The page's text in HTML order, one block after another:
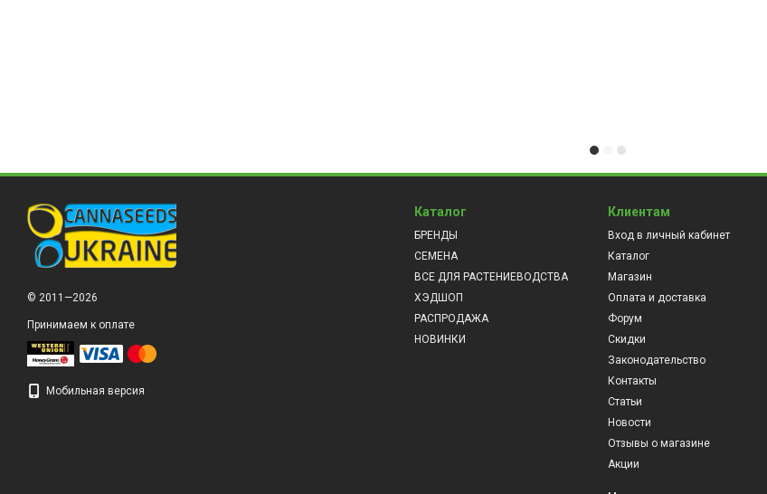
© 2011—2026
Принимаем к оплате
Мобильная версия
Каталог
БРЕНДЫ
СЕМЕНА
ВСЕ ДЛЯ РАСТЕНИЕВОДСТВА
ХЭДШОП
РАСПРОДАЖА
НОВИНКИ
Клиентам
Вход в личный кабинет
Каталог
Магазин
Оплата и доставка
Форум
Скидки
Законодательство
Контакты
Статьи
Новости
Отзывы о магазине
Акции